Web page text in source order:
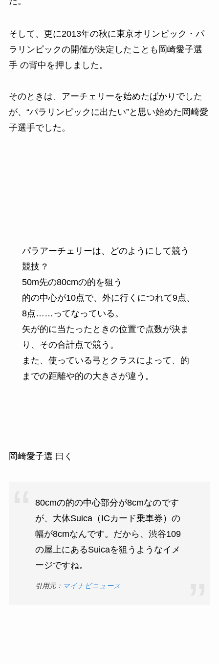
そして、更に2013年の秋に東京オリンピック・パ
ラリンピックの開催が決定したことも岡崎愛子選
手 の背中を押しました。
そのときは、アーチェリーを始めたばかりでした
が、“パラリンピックに出たい”と思い始めた岡崎愛
子選手でした。
パラアーチェリーは、どのようにして競う
競技 ?
50m先の80cmの的を狙う
的の中心が10点で、外に行くにつれて9点、
8点……ってなっている。
矢が的に当たったときの位置で点数が決ま
り、その合計点で競う。
また、使っている弓とクラスによって、的
までの距離や的の大きさが違う。
岡崎愛子選 曰く
80cmの的の中心部分が8cmなのです
が、大体Suica（ICカード乗車券）の
幅が8cmなんです。だから、渋谷109
の屋上にあるSuicaを狙うようなイメ
ージですね。
引用元： マイナビニュース